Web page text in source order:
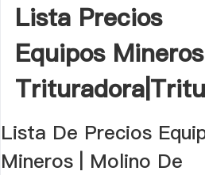
Lista Precios
Equipos Mineros
De ...
Lista De Precios
Mineros | Molino De